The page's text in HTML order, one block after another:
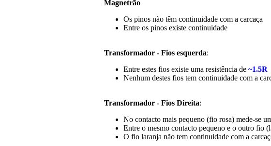
Magnetrão
Os pinos não têm continuidade com a carcaça
Entre os pinos existe continuidade
Transformador - Fios esquerda:
Entre estes fios existe uma resistência de ~1.5R
Nenhum destes fios tem continuidade com a
Transformador - Fios Direita:
No contacto mais pequeno (fio rosa) mede-se
Entre o mesmo contacto pequeno e o outro fio
O fio laranja não tem continuidade com a